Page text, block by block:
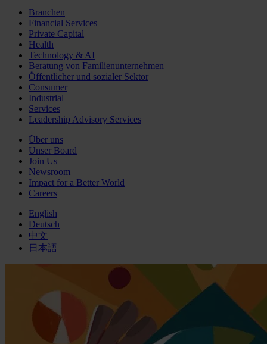
Branchen
Financial Services
Private Capital
Health
Technology & AI
Beratung von Familienunternehmen
Öffentlicher und sozialer Sektor
Consumer
Industrial
Services
Leadership Advisory Services
Über uns
Unser Board
Join Us
Newsroom
Impact for a Better World
Careers
English
Deutsch
中文
日本語